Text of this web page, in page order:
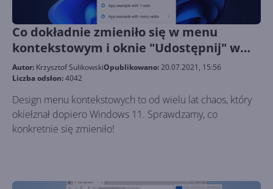
Co dokładnie zmieniło się w menu
kontekstowym i oknie "Udostępnij" w
Windows 11?
Autor: Krzysztof SulikowskiOpublikowano:20.07.2021, 15:56
Liczba odsłon:4042
Design menu kontekstowych to od wielu lat chaos, który
okiełznał dopiero Windows 11. Sprawdzamy, co
konkretnie się zmieniło!